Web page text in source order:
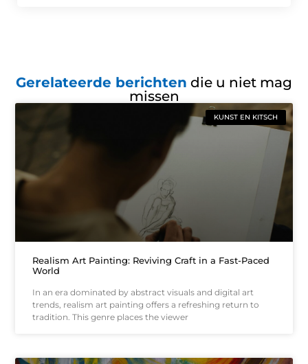
Gerelateerde berichten die u niet mag
missen
KUNST EN KITSCH
Realism Art Painting: Reviving Craft in a Fast-Paced
World
In an era dominated by abstract visuals and digital art
trends, realism art painting offers a refreshing return to
tradition. This genre places the viewer